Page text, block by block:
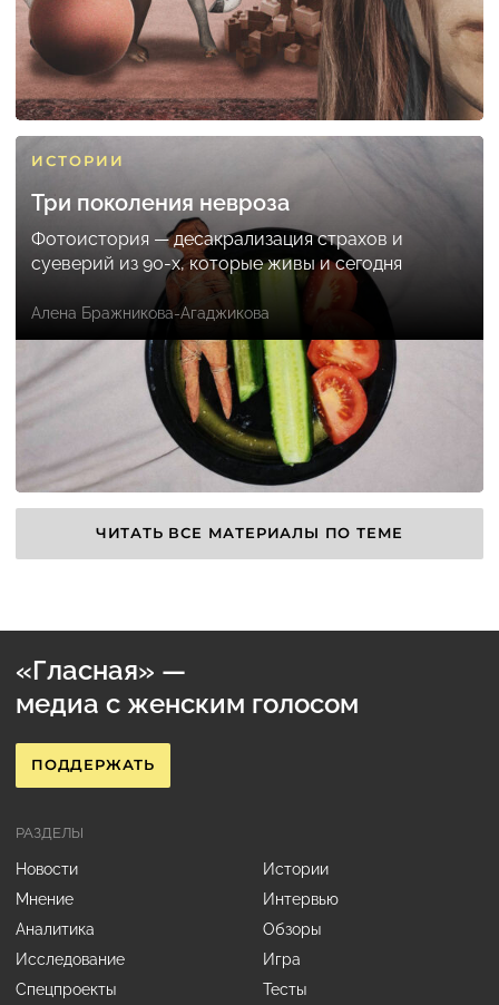
ИСТОРИИ
Три поколения невроза
Фотоистория — десакрализация страхов и
суеверий из 90-х, которые живы и сегодня
Алена Бражникова-Агаджикова
ЧИТАТЬ ВСЕ МАТЕРИАЛЫ ПО ТЕМЕ
«Гласная» —
медиа с женским голосом
ПОДДЕРЖАТЬ
РАЗДЕЛЫ
Новости
Истории
Мнение
Интервью
Аналитика
Обзоры
Исследование
Игра
Спецпроекты
Тесты